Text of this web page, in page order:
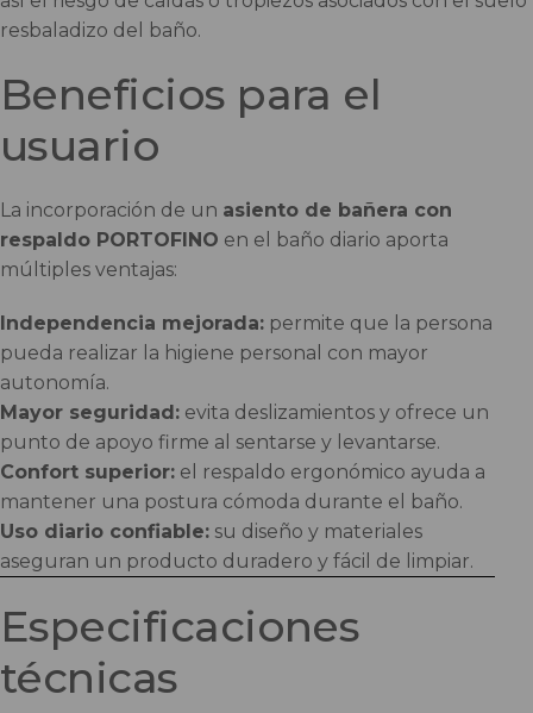
resbaladizo del baño.
Beneficios para el
usuario
La incorporación de un asiento de bañera con
respaldo PORTOFINO en el baño diario aporta
múltiples ventajas:
Independencia mejorada: permite que la persona
pueda realizar la higiene personal con mayor
autonomía.
Mayor seguridad: evita deslizamientos y ofrece un
punto de apoyo firme al sentarse y levantarse.
Confort superior: el respaldo ergonómico ayuda a
mantener una postura cómoda durante el baño.
Uso diario confiable: su diseño y materiales
aseguran un producto duradero y fácil de limpiar.
Especificaciones
técnicas